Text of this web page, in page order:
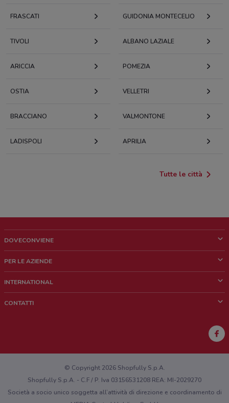
FRASCATI GUIDONIA MONTECELIO
TIVOLI ALBANO LAZIALE
ARICCIA POMEZIA
OSTIA VELLETRI
BRACCIANO VALMONTONE
LADISPOLI APRILIA
Tutte le città
DOVECONVIENE
Chi siamo
Lavora con noi
PER LE AZIENDE
Richieste commerciali e marketing
INTERNATIONAL
CONTATTI
Hai un malfunzionamento sul web o sull'app?
© Copyright 2026 Shopfully S.p.A.
Shopfully S.p.A. - C.F / P. Iva 03156531208 REA: MI-2029270
Società a socio unico soggetta all’attività di direzione e coordinamento di